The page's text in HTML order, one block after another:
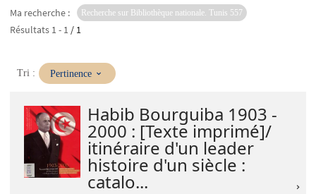
Ma recherche : Recherche sur Bibliothèque nationale. Tunis 557
Résultats 1 - 1 / 1
Tri : (Mise
immédiate)
Pertinence
Habib Bourguiba 1903 -
2000 : [Texte imprimé]/
itinéraire d'un leader
histoire d'un siècle :
catalo...